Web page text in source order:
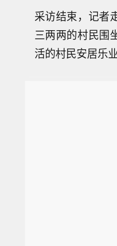
采访结束，记者
三两两的村民围
活的村民安居乐